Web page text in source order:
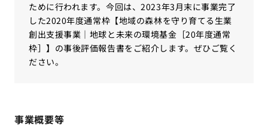
ために行われます。今回は、2023年3月末に事業完了
した2020年度通常枠【地域の森林を守り育てる生業
創出支援事業｜地球と未来の環境基金［20年度通常
枠］】の事後評価報告書をご紹介します。ぜひご覧く
ださい。
事業概要等